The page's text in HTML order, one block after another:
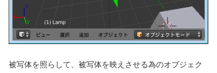
被写体を照らして、被写体を映えさせる為のオブジェク